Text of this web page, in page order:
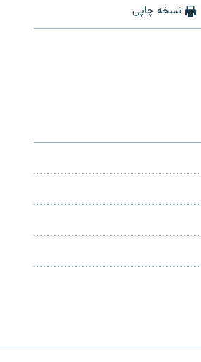
نسخه چاپی